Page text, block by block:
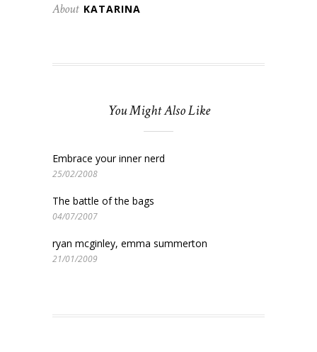
About KATARINA
You Might Also Like
Embrace your inner nerd
25/02/2008
The battle of the bags
04/07/2007
ryan mcginley, emma summerton
21/01/2009